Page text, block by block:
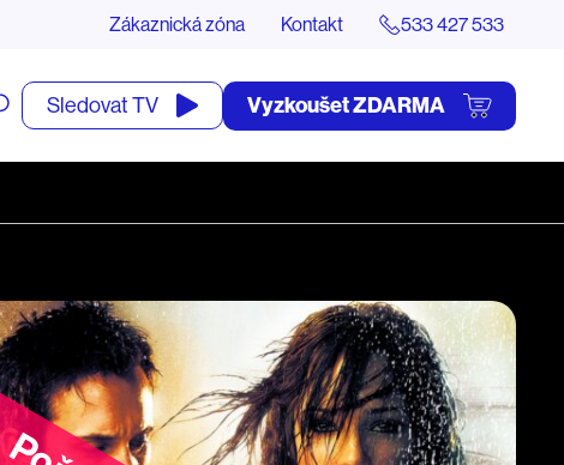
Zákaznická zóna Kontakt 533 427 533
Otevřít
vyhledávání
Sledovat TV Vyzkoušet ZDARMA